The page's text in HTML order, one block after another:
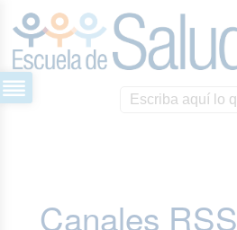
Canales RSS